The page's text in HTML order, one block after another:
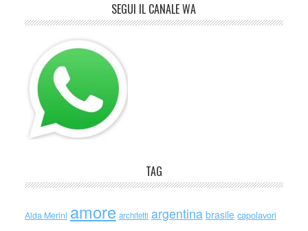
SEGUI IL CANALE WA
TAG
Alda Merini amore architetti argentina brasile capolavori